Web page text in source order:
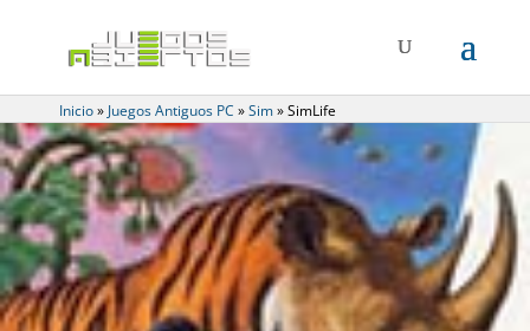
Inicio» Juegos Antiguos PC »Sim»SimLife